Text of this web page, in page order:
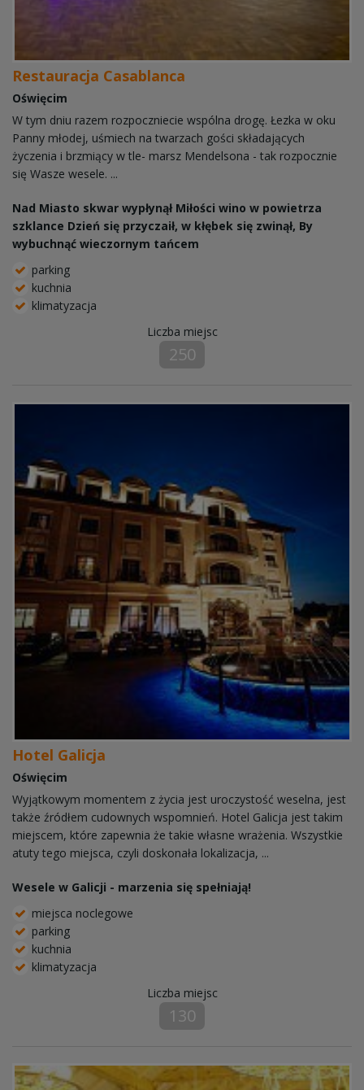
Restauracja Casablanca
Oświęcim
W tym dniu razem rozpoczniecie wspólna drogę. Łezka w oku
Panny młodej, uśmiech na twarzach gości składających
życzenia i brzmiący w tle- marsz Mendelsona - tak rozpocznie
się Wasze wesele. ...
Nad Miasto skwar wypłynął Miłości wino w powietrza
szklance Dzień się przyczaił, w kłębek się zwinął, By
wybuchnąć wieczornym tańcem
parking
kuchnia
klimatyzacja
Liczba miejsc
250
Hotel Galicja
Oświęcim
Wyjątkowym momentem z życia jest uroczystość weselna, jest
także źródłem cudownych wspomnień. Hotel Galicja jest takim
miejscem, które zapewnia że takie własne wrażenia. Wszystkie
atuty tego miejsca, czyli doskonała lokalizacja, ...
Wesele w Galicji - marzenia się spełniają!
miejsca noclegowe
parking
kuchnia
klimatyzacja
Liczba miejsc
130